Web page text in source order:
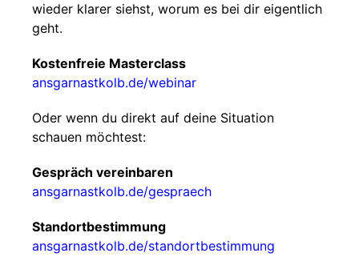
wieder klarer siehst, worum es bei dir eigentlich
geht.
Kostenfreie Masterclass
ansgarnastkolb.de/webinar
Oder wenn du direkt auf deine Situation
schauen möchtest:
Gespräch vereinbaren
ansgarnastkolb.de/gespraech
Standortbestimmung
ansgarnastkolb.de/standortbestimmung